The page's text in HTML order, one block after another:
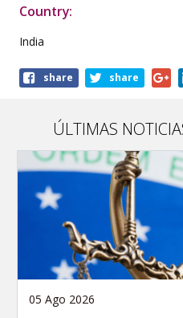
Country:
India
Shareshare share
ÚLTIMAS
05 Ago 2026